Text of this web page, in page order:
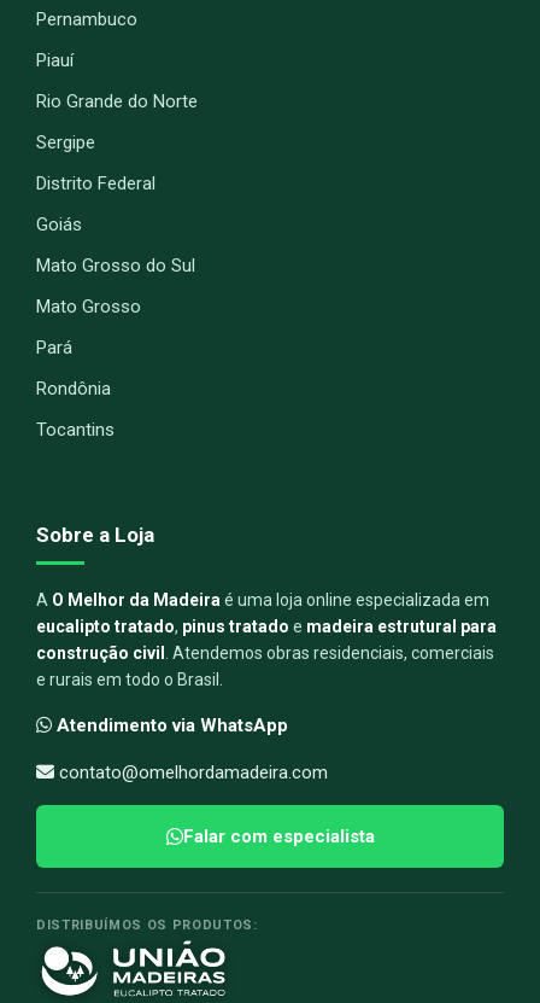
Pernambuco
Piauí
Rio Grande do Norte
Sergipe
Distrito Federal
Goiás
Mato Grosso do Sul
Mato Grosso
Pará
Rondônia
Tocantins
Sobre a Loja
A O Melhor da Madeiraé uma loja online especializada em
eucalipto tratado, pinus tratado e madeira estrutural para
construção civil . Atendemos obras residenciais, comerciais
e rurais em todo o Brasil.
Atendimento via WhatsApp
contato@omelhordamadeira.com
Falar com especialista
DISTRIBUÍMOS OS PRODUTOS: